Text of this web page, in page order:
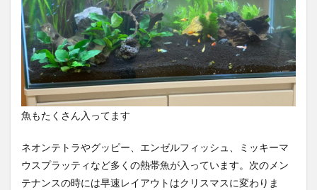
魚もたくさん入ってます
ネオンテトラやグッピー、エンゼルフィッシュ、ミッキーマ
ウスプラッティなど多くの熱帯魚が入っています。次のメン
テナンスの時には早速レイアウトはクリスマスに変わりま